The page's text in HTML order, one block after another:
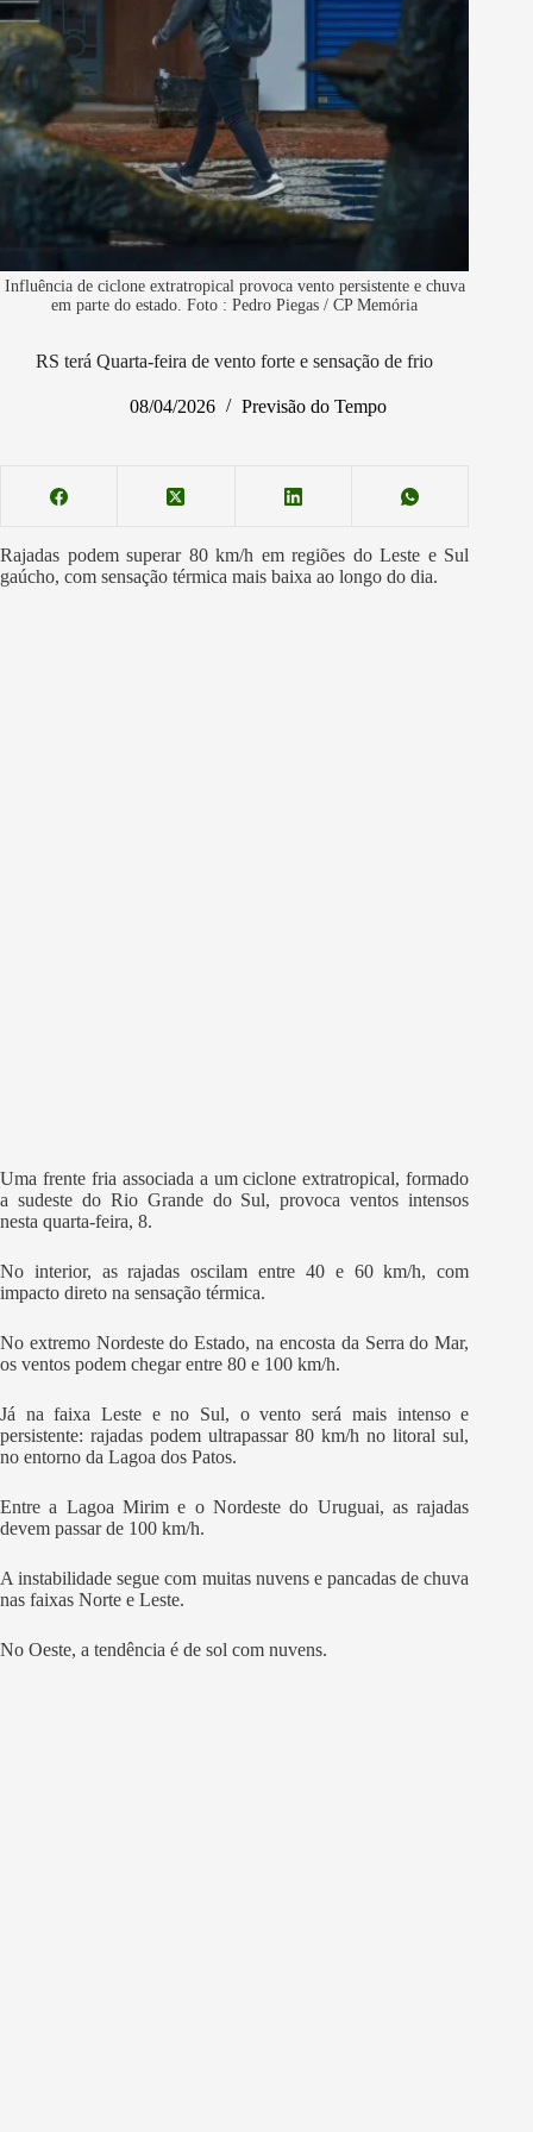
Influência de ciclone extratropical provoca vento persistente e chuva
em parte do estado. Foto : Pedro Piegas / CP Memória
RS terá Quarta-feira de vento forte e sensação de frio
08/04/2026 Previsão do Tempo
Rajadas podem superar 80 km/h em regiões do Leste e Sul
gaúcho, com sensação térmica mais baixa ao longo do dia.
Uma frente fria associada a um ciclone extratropical, formado
a sudeste do Rio Grande do Sul, provoca ventos intensos
nesta quarta-feira, 8.
No interior, as rajadas oscilam entre 40 e 60 km/h, com
impacto direto na sensação térmica.
No extremo Nordeste do Estado, na encosta da Serra do Mar,
os ventos podem chegar entre 80 e 100 km/h.
Já na faixa Leste e no Sul, o vento será mais intenso e
persistente: rajadas podem ultrapassar 80 km/h no litoral sul,
no entorno da Lagoa dos Patos.
Entre a Lagoa Mirim e o Nordeste do Uruguai, as rajadas
devem passar de 100 km/h.
A instabilidade segue com muitas nuvens e pancadas de chuva
nas faixas Norte e Leste.
No Oeste, a tendência é de sol com nuvens.